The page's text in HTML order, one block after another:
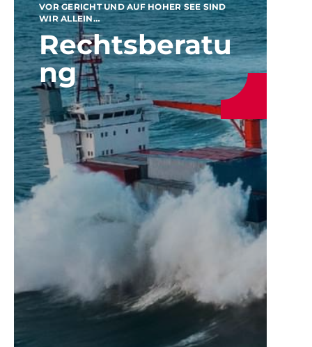
VOR GERICHT UND AUF HOHER SEE SIND
WIR ALLEIN…
Rechtsberatu
ng